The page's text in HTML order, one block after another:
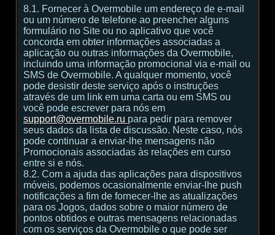
8.1. Fornecer à Overmobile um endereço de e-mail
ou um número de telefone ao preencher alguns
formulário no Site ou no aplicativo que você
concorda em obter informações associadas a
aplicação ou outras informações da Overmobile,
incluindo uma informação promocional via e-mail ou
SMS de Overmobile. A qualquer momento, você
pode desistir deste serviço após o instruções
através de um link em uma carta ou em SMS ou
você pode escrever para nós em
support@overmobile.ru para pedir para remover
seus dados da lista de discussão. Neste caso, nós
pode continuar a enviar-lhe mensagens não
Promocionais associadas às relações em curso
entre si e nós.
8.2. Com a ajuda das aplicações para dispositivos
móveis, podemos ocasionalmente enviar-lhe push
notificações a fim de fornecer-lhe as atualizações
para os Jogos, dados sobre o maior número de
pontos obtidos e outras mensagens relacionadas
com os serviços da Overmobile o que pode ser